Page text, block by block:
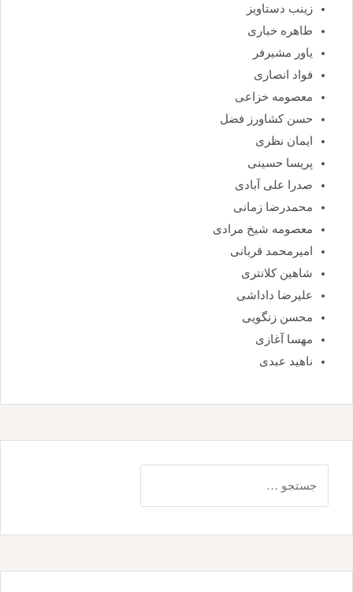
زینب دستاویز
طاهره خباری
یاور مشیرفر
فواد انصاری
معصومه خزاعی
حسن کشاورز فضل
ایمان نظری
پریسا حسینی
صدرا علی آبادی
محمدرضا زمانی
معصومه شیخ مرادی
امیرمحمد قربانی
شاهین کلانتری
علیرضا داداشی
محسن زنگویی
مهسا آغازی
ناهید عبدی
برای: